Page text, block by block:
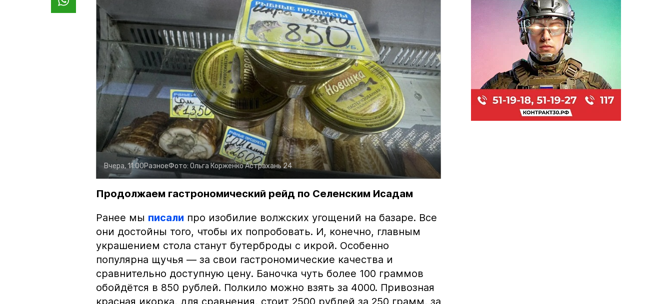
Вчера, 11:00РазноеФото: Ольга КорженкоАстрахань 24
Продолжаем гастрономический рейд по Селенским Исадам
Ранее мы писали про изобилие волжских угощений на базаре. Все
они достойны того, чтобы их попробовать. И, конечно, главным
украшением стола станут бутерброды с икрой. Особенно
популярна щучья — за свои гастрономические качества и
сравнительно доступную цену. Баночка чуть более 100 граммов
обойдётся в 850 рублей. Полкило можно взять за 4000. Привозная